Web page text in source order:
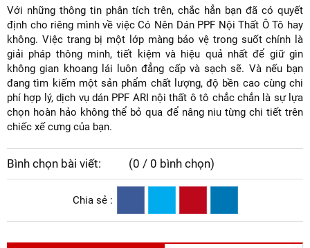
Với những thông tin phân tích trên, chắc hẳn bạn đã có quyết
định cho riêng mình về việc Có Nên Dán PPF Nội Thất Ô Tô hay
không. Việc trang bị một lớp màng bảo vệ trong suốt chính là
giải pháp thông minh, tiết kiệm và hiệu quả nhất để giữ gìn
không gian khoang lái luôn đẳng cấp và sạch sẽ. Và nếu bạn
đang tìm kiếm một sản phẩm chất lượng, độ bền cao cùng chi
phí hợp lý, dịch vụ dán PPF ARI nội thất ô tô chắc chắn là sự lựa
chọn hoàn hảo không thể bỏ qua để nâng niu từng chi tiết trên
chiếc xế cưng của bạn.
Bình chọn bài viết: (0 / 0 bình chọn)
Chia sẻ :